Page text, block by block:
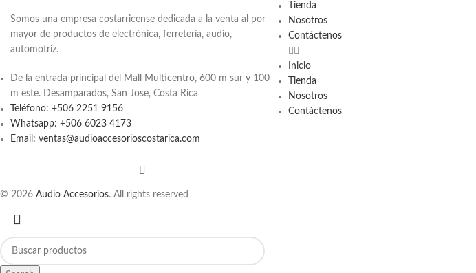
Somos una empresa costarricense dedicada a la venta al por
mayor de productos de electrónica, ferretería, audio,
automotriz.
De la entrada principal del Mall Multicentro, 600 m sur y 100
m este. Desamparados, San Jose, Costa Rica
Teléfono: +506 2251 9156
Whatsapp: +506 6023 4173
Email: ventas@audioaccesorioscostarica.com
Tienda
Nosotros
Contáctenos
Inicio
Tienda
Nosotros
Contáctenos
© 2026 Audio Accesorios. All rights reserved